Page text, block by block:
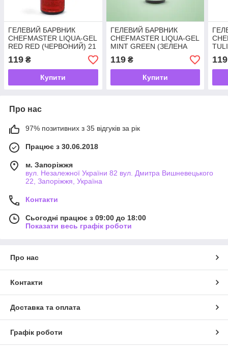
ГЕЛЕВИЙ БАРВНИК
CHEFMASTER LIQUA-GEL
RED RED (ЧЕРВОНИЙ) 21
Р.
119 ₴
Купити
ГЕЛЕВИЙ БАРВНИК
CHEFMASTER LIQUA-GEL
MINT GREEN (ЗЕЛЕНА
М'ЯТА) 21 г
119₴
Купити
119
Про нас
97% позитивних з 35 відгуків за рік
Працює з 30.06.2018
м. Запоріжжя
вул. Незалежної України 82 вул. Дмитра Вишневецького
22, Запоріжжя, Україна
Контакти
Сьогодні працює з 09:00 до 18:00
Показати весь графік роботи
Про нас
Контакти
Доставка та оплата
Графік роботи